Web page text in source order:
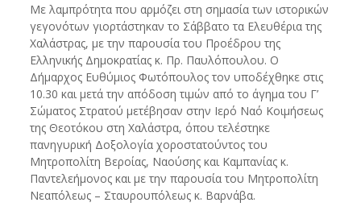
Με λαμπρότητα που αρμόζει στη σημασία των ιστορικών
γεγονότων γιορτάστηκαν το Σάββατο τα Ελευθέρια της
Χαλάστρας, με την παρουσία του Προέδρου της
Ελληνικής Δημοκρατίας κ. Πρ. Παυλόπουλου. Ο
Δήμαρχος Ευθύμιος Φωτόπουλος τον υποδέχθηκε στις
10.30 και μετά την απόδοση τιμών από το άγημα του Γ’
Σώματος Στρατού μετέβησαν στην Ιερό Ναό Κοιμήσεως
της Θεοτόκου στη Χαλάστρα, όπου τελέστηκε
πανηγυρική Δοξολογία χοροστατούντος του
Μητροπολίτη Βεροίας, Ναούσης και Καμπανίας κ.
Παντελεήμονος και με την παρουσία του Μητροπολίτη
Νεαπόλεως – Σταυρουπόλεως κ. Βαρνάβα.